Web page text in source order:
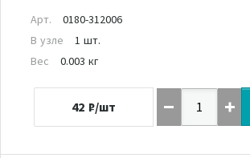
Арт.
0180-312006
В узле
1 шт.
Вес
0.003 кг
42 ₽/шт